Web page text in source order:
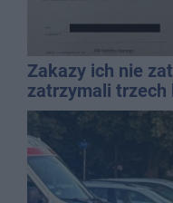
Zakazy ich nie
zatrzymali trzech